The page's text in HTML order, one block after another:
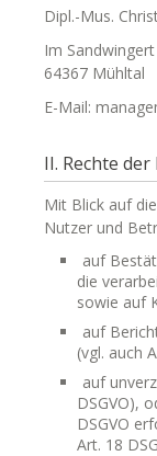
Dipl.-Mus.
Im
64367 Mühltal
E-Mail:
II. Rechte
Mit Blick auf
Nutzer und
auf
die
sowie auf
auf
(vgl. auch
auf
DSGVO),
DSGVO
Art. 18